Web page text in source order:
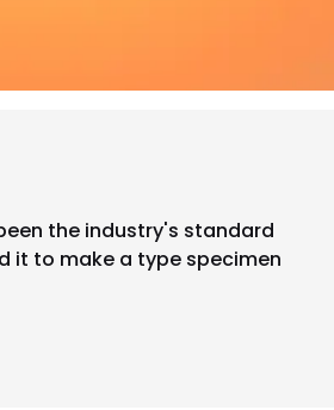
the industry's standard
it to make a type specimen